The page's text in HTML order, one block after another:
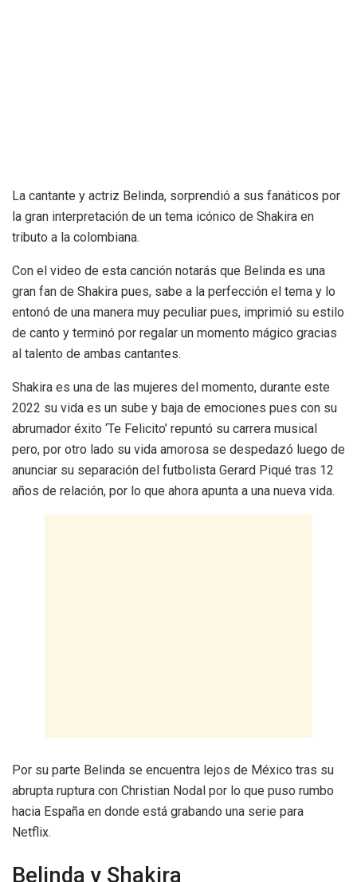
La cantante y actriz Belinda, sorprendió a sus fanáticos por
la gran interpretación de un tema icónico de Shakira en
tributo a la colombiana.
Con el video de esta canción notarás que Belinda es una
gran fan de Shakira pues, sabe a la perfección el tema y lo
entonó de una manera muy peculiar pues, imprimió su estilo
de canto y terminó por regalar un momento mágico gracias
al talento de ambas cantantes.
Shakira es una de las mujeres del momento, durante este
2022 su vida es un sube y baja de emociones pues con su
abrumador éxito ‘Te Felicito’ repuntó su carrera musical
pero, por otro lado su vida amorosa se despedazó luego de
anunciar su separación del futbolista Gerard Piqué tras 12
años de relación, por lo que ahora apunta a una nueva vida.
Por su parte Belinda se encuentra lejos de México tras su
abrupta ruptura con Christian Nodal por lo que puso rumbo
hacia España en donde está grabando una serie para
Netflix.
Belinda y Shakira